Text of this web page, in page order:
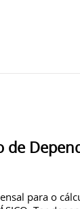
de
para o